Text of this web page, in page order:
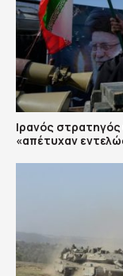
Ιρανός
«απέτυχαν